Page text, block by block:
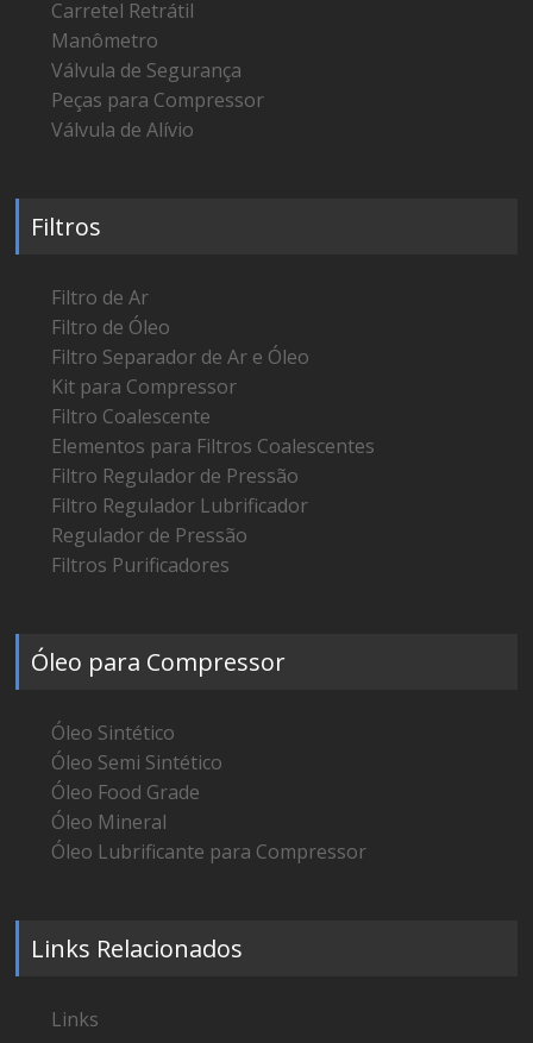
Carretel Retrátil
Manômetro
Válvula de Segurança
Peças para Compressor
Válvula de Alívio
Filtros
Filtro de Ar
Filtro de Óleo
Filtro Separador de Ar e Óleo
Kit para Compressor
Filtro Coalescente
Elementos para Filtros Coalescentes
Filtro Regulador de Pressão
Filtro Regulador Lubrificador
Regulador de Pressão
Filtros Purificadores
Óleo para Compressor
Óleo Sintético
Óleo Semi Sintético
Óleo Food Grade
Óleo Mineral
Óleo Lubrificante para Compressor
Links Relacionados
Links